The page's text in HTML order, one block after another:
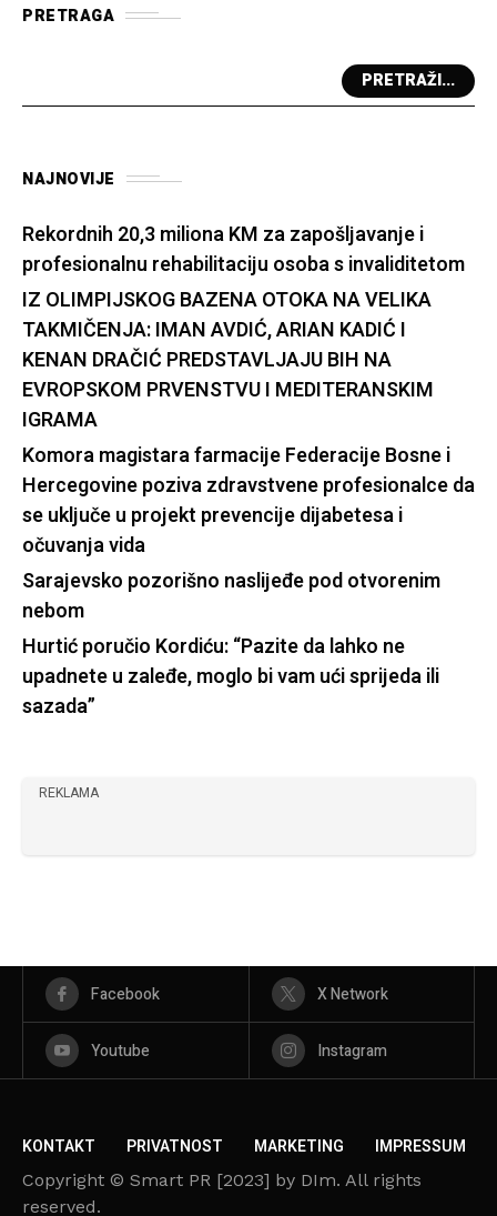
PRETRAGA
PRETRAŽI...
NAJNOVIJE
Rekordnih 20,3 miliona KM za zapošljavanje i
profesionalnu rehabilitaciju osoba s invaliditetom
IZ OLIMPIJSKOG BAZENA OTOKA NA VELIKA
TAKMIČENJA: IMAN AVDIĆ, ARIAN KADIĆ I
KENAN DRAČIĆ PREDSTAVLJAJU BIH NA
EVROPSKOM PRVENSTVU I MEDITERANSKIM
IGRAMA
Komora magistara farmacije Federacije Bosne i
Hercegovine poziva zdravstvene profesionalce da
se uključe u projekt prevencije dijabetesa i
očuvanja vida
Sarajevsko pozorišno naslijeđe pod otvorenim
nebom
Hurtić poručio Kordiću: “Pazite da lahko ne
upadnete u zaleđe, moglo bi vam ući sprijeda ili
sazada”
REKLAMA
Facebook X Network
Youtube Instagram
KONTAKT PRIVATNOST MARKETING IMPRESSUM
Copyright © Smart PR [2023] by DIm. All rights
reserved.